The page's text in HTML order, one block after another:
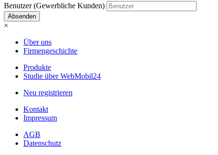
Benutzer (Gewerbliche Kunden)
Absenden
×
Über uns
Firmengeschichte
Produkte
Studie über WebMobil24
Neu registrieren
Kontakt
Impressum
AGB
Datenschutz